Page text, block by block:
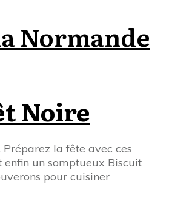
Normande
Noire
la fête avec ces
enfin un somptueux Biscuit
pour cuisiner